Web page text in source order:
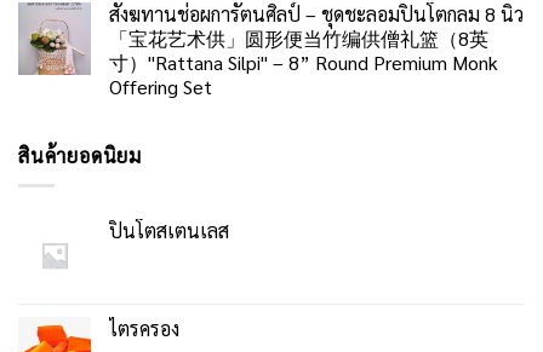
สังฆทานช่อผการัตนศิลป์ – ชุดชะลอมปิ่นโตกลม 8 นิ้ว
「宝花艺术供」圆形便当竹编供僧礼篮（8英
寸）"Rattana Silpi" – 8” Round Premium Monk
Offering Set
สินค้ายอดนิยม
ปิ่นโตสเตนเลส
ไตรครอง